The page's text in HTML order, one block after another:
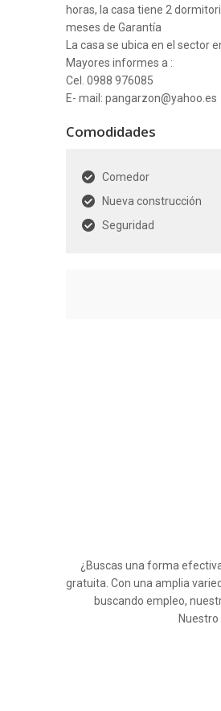
horas, la casa tiene 2
meses de Garantía
La casa se ubica en el sector
Mayores informes a :
Cel. 0988 976085
E- mail: pangarzon@yahoo.es
Comodidades
Comedor
Nueva construcción
Seguridad
¿Buscas una forma
gratuita. Con una amplia
buscando empleo,